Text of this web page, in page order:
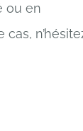
ou en